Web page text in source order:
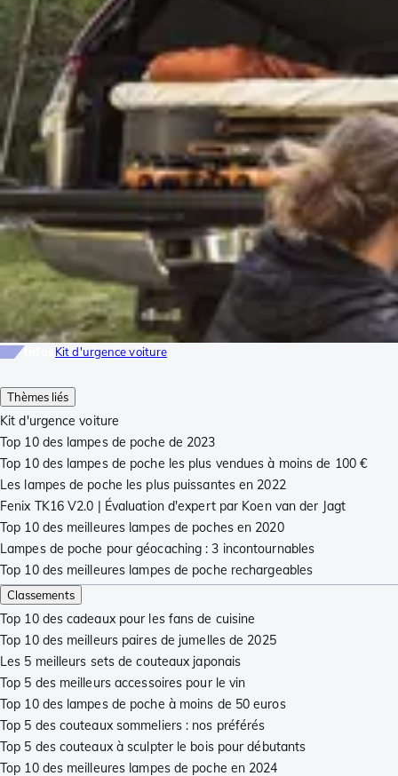
Thèmes liés
Kit d'urgence voiture
Top 10 des lampes de poche de 2023
Top 10 des lampes de poche les plus vendues à moins de 100 €
Les lampes de poche les plus puissantes en 2022
Fenix TK16 V2.0 | Évaluation d'expert par Koen van der Jagt
Top 10 des meilleures lampes de poches en 2020
Lampes de poche pour géocaching : 3 incontournables
Top 10 des meilleures lampes de poche rechargeables
Classements
Top 10 des cadeaux pour les fans de cuisine
Top 10 des meilleurs paires de jumelles de 2025
Les 5 meilleurs sets de couteaux japonais
Top 5 des meilleurs accessoires pour le vin
Top 10 des lampes de poche à moins de 50 euros
Top 5 des couteaux sommeliers : nos préférés
Top 5 des couteaux à sculpter le bois pour débutants
Top 10 des meilleures lampes de poche en 2024
Kit d'urgence voiture